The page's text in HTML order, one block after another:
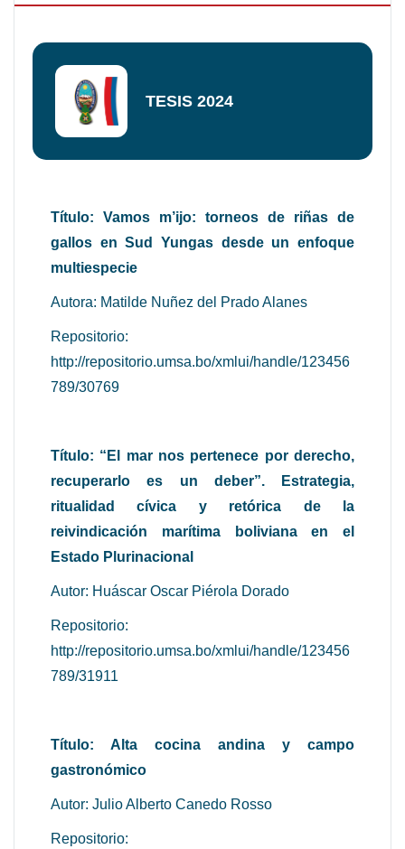
TESIS 2024
Título: Vamos m’ijo: torneos de riñas de
gallos en Sud Yungas desde un enfoque
multiespecie
Autora: Matilde Nuñez del Prado Alanes
Repositorio:
http://repositorio.umsa.bo/xmlui/handle/123456
789/30769
Título: “El mar nos pertenece por derecho,
recuperarlo es un deber”. Estrategia,
ritualidad cívica y retórica de la
reivindicación marítima boliviana en el
Estado Plurinacional
Autor: Huáscar Oscar Piérola Dorado
Repositorio:
http://repositorio.umsa.bo/xmlui/handle/123456
789/31911
Título: Alta cocina andina y campo
gastronómico
Autor: Julio Alberto Canedo Rosso
Repositorio: